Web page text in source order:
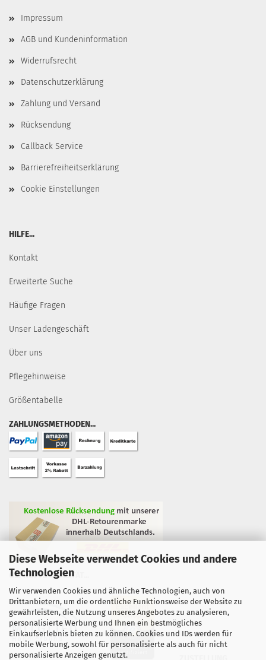
Diese Webseite verwendet Cookies und andere
Technologien
Wir verwenden Cookies und ähnliche Technologien, auch von
Drittanbietern, um die ordentliche Funktionsweise der Website zu
gewährleisten, die Nutzung unseres Angebotes zu analysieren,
personalisierte Werbung und Ihnen ein bestmögliches
Einkaufserlebnis bieten zu können. Cookies und IDs werden für
mobile Werbung, sowohl für personalisierte als auch für nicht
personalisierte Anzeigen genutzt.
Impressum
AGB und Kundeninformation
Widerrufsrecht
Datenschutzerklärung
Zahlung und Versand
Rücksendung
Callback Service
Barrierefreiheitserklärung
Cookie Einstellungen
HILFE...
Kontakt
Erweiterte Suche
Häufige Fragen
Unser Ladengeschäft
Über uns
Pflegehinweise
Größentabelle
ZAHLUNGSMETHODEN...
GEPRÜFTE QUALITÄT...